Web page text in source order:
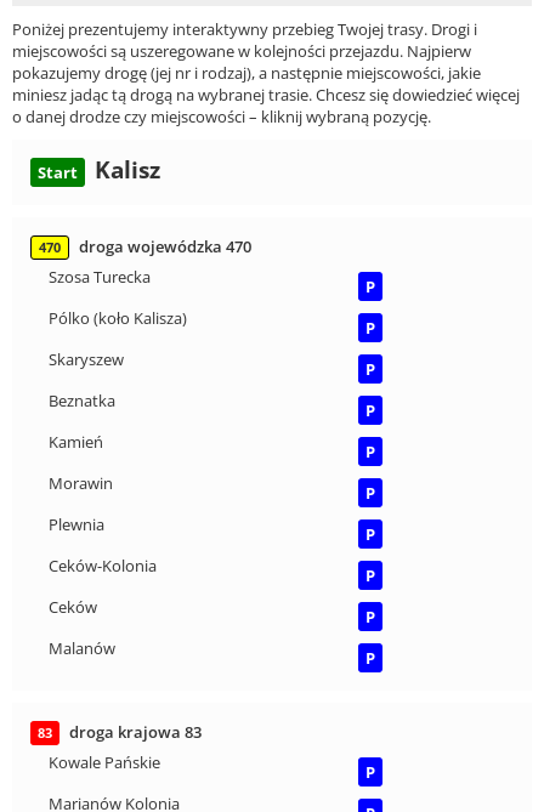
Poniżej prezentujemy interaktywny przebieg Twojej trasy. Drogi i
miejscowości są uszeregowane w kolejności przejazdu. Najpierw
pokazujemy drogę (jej nr i rodzaj), a następnie miejscowości, jakie
miniesz jadąc tą drogą na wybranej trasie. Chcesz się dowiedzieć więcej
o danej drodze czy miejscowości – kliknij wybraną pozycję.
Start Kalisz
470
droga wojewódzka 470
Szosa Turecka
P
Pólko (koło Kalisza)
P
Skaryszew
P
Beznatka
P
Kamień
P
Morawin
P
Plewnia
P
Ceków-Kolonia
P
Ceków
P
Malanów
P
83
droga krajowa 83
Kowale Pańskie
P
Marianów Kolonia